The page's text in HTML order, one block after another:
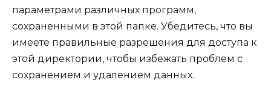
параметрами различных программ,
сохраненными в этой папке. Убедитесь, что вы
имеете правильные разрешения для доступа к
этой директории, чтобы избежать проблем с
сохранением и удалением данных.